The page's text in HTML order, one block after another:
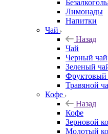
Лимонады
Напитки
Чай
Назад
Чай
Черный чай
Зеленый
Фруктовый
Травяной
Кофе
Назад
Кофе
Зерновой
Молотый